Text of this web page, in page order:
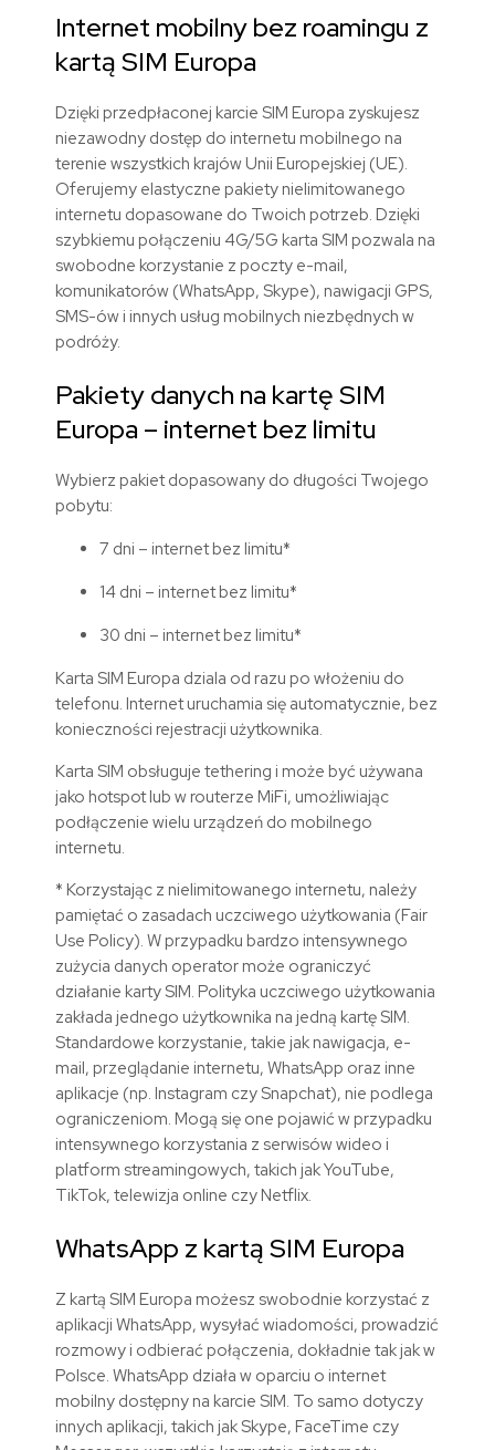
Internet mobilny bez roamingu z
kartąSIM Europa
Dzięki przedpłaconej karcie SIM Europa zyskujesz
niezawodny dostęp do internetu mobilnego na
terenie wszystkich krajów Unii Europejskiej (UE).
Oferujemy elastyczne pakiety nielimitowanego
internetu dopasowane do Twoich potrzeb. Dzięki
szybkiemu połączeniu 4G/5G karta SIM pozwala na
swobodne korzystanie z poczty e-mail,
komunikatorów (WhatsApp, Skype), nawigacji GPS,
SMS-ów i innych usług mobilnych niezbędnych w
podróży.
Pakiety danych na kartę SIM
Europa – internet bez limitu
Wybierz pakiet dopasowany do długości Twojego
pobytu:
7 dni – internet bez limitu*
14 dni – internet bez limitu*
30 dni – internet bez limitu*
Karta SIM Europa dziala od razu po włożeniu do
telefonu. Internet uruchamia się automatycznie, bez
konieczności rejestracji użytkownika.
Karta SIM obsługuje tethering i może być używana
jako hotspot lub w routerze MiFi, umożliwiając
podłączenie wielu urządzeń do mobilnego
internetu.
* Korzystając z nielimitowanego internetu, należy
pamiętać o zasadach uczciwego użytkowania (Fair
Use Policy). W przypadku bardzo intensywnego
zużycia danych operator może ograniczyć
działanie karty SIM. Polityka uczciwego użytkowania
zakłada jednego użytkownika na jedną kartę SIM.
Standardowe korzystanie, takie jak nawigacja, e-
mail, przeglądanie internetu, WhatsApp oraz inne
aplikacje (np. Instagram czy Snapchat), nie podlega
ograniczeniom. Mogą się one pojawić w przypadku
intensywnego korzystania z serwisów wideo i
platform streamingowych, takich jak YouTube,
TikTok, telewizja online czy Netflix.
WhatsApp z kartą SIM Europa
Z kartą SIM Europa możesz swobodnie korzystać z
aplikacji WhatsApp, wysyłać wiadomości, prowadzić
rozmowy i odbierać połączenia, dokładnie tak jak w
Polsce. WhatsApp działa w oparciu o internet
mobilny dostępny na karcie SIM. To samo dotyczy
innych aplikacji, takich jak Skype, FaceTime czy